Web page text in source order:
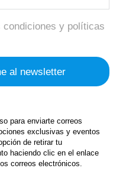
condiciones y políticas
para enviarte correos
exclusivas y eventos
de retirar tu
haciendo clic en el enlace
correos electrónicos.